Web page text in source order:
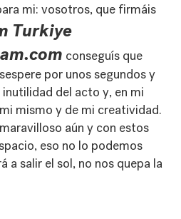
mi: vosotros, que firmáis
Turkiye
conseguís que
por unos segundos y
del acto y, en mi
mismo y de mi creatividad.
aún y con estos
eso no lo podemos
a salir el sol, no nos quepa la